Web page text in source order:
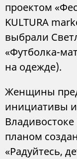
проектом
KULTURA
выбрали
«Футболка-
на одежде).
Женщины
инициативы
планом
«Радуйтесь,